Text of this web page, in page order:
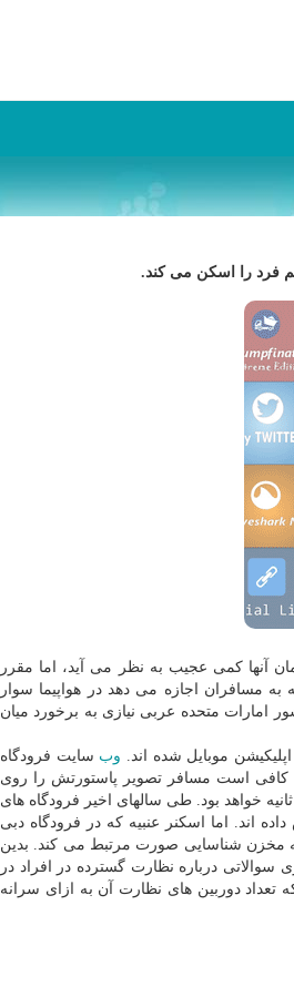
فرد را اسکن می کند.
آنها کمی عجیب به نظر می آید، اما مقرر
مسافران اجازه می دهد در هواپیما سوار
امارات متحده عربی نیازی به برخورد میان
موبایل شده اند. وب سایت فرودگاه
است مسافر تصویر پاستورتش را روی
خواهد بود. طی سالهای اخیر فرودگاه های
اند. اما اسکنر عنبیه که در فرودگاه دبی
مخزن شناسایی صورت مرتبط می کند. بدین
سوالاتی درباره نظارت گسترده در افراد در
دوربین های نظارت آن به ازای سرانه